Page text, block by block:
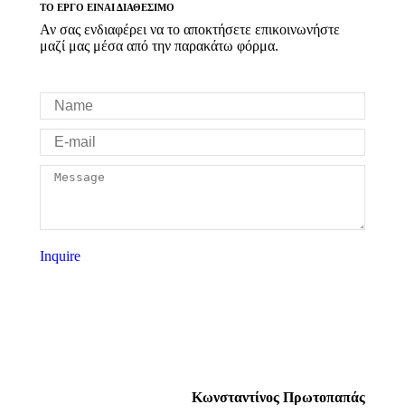
ΤΟ ΕΡΓΟ ΕΙΝΑΙ ΔΙΑΘΕΣΙΜΟ
Αν σας ενδιαφέρει να το αποκτήσετε επικοινωνήστε
μαζί μας μέσα από την παρακάτω φόρμα.
Name
E-mail
Message
Inquire
Κωνσταντίνος Πρωτοπαπάς